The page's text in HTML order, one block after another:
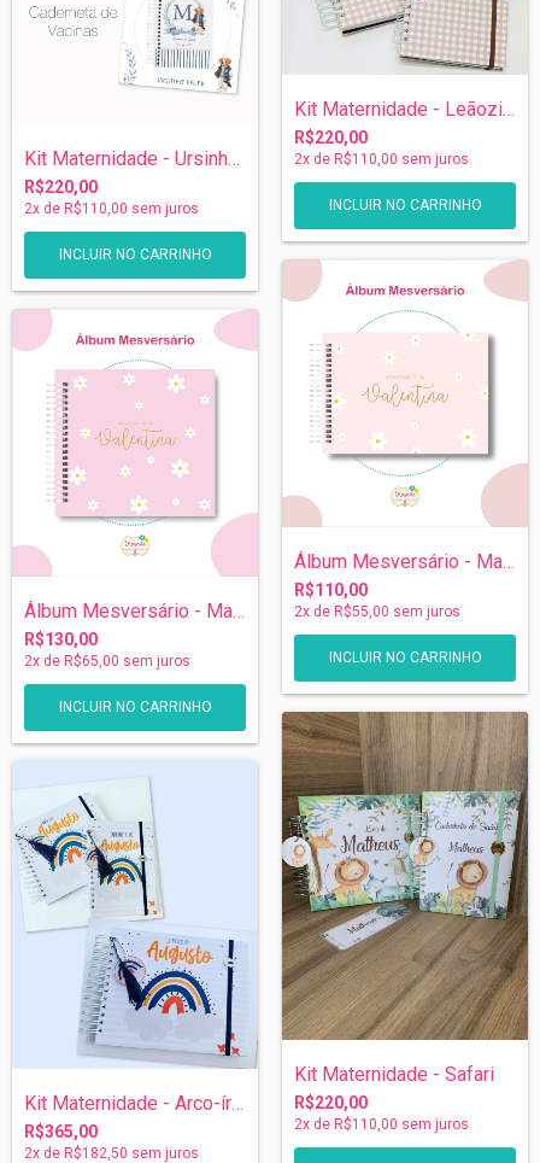
Kit Maternidade - Ursinho Ralph
R$220,00
2x de R$110,00 sem juros
Kit Maternidade - Leãozinho com Monogram...
R$220,00
2x de R$110,00 sem juros
INCLUIR NO CARRINHO
Álbum Mesversário - Margaridas Rosa
R$130,00
2x de R$65,00 sem juros
Álbum Mesversário - Margaridas Rosa Bebê
R$110,00
2x de R$55,00 sem juros
INCLUIR NO CARRINHO
Kit Maternidade - Arco-íris
R$365,00
2x de R$182,50 sem juros
Kit Maternidade - Safari
R$220,00
2x de R$110,00 sem juros